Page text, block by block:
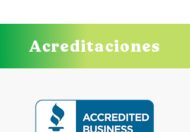
servicio
Acreditaciones